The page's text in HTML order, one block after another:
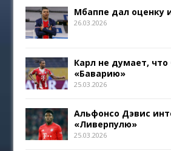
Мбаппе дал оценку
26.03.2026
Карл не думает,
«Баварию»
25.03.2026
Альфонсо Дэвис
«Ливерпулю»
25.03.2026